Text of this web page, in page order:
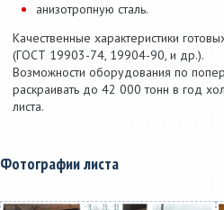
анизотропную сталь.
Качественные характеристики
(ГОСТ 19903-74, 19904-90, и др.).
Возможности оборудования по
раскраивать до 42 000 тонн в год
листа.
Фотографии листа